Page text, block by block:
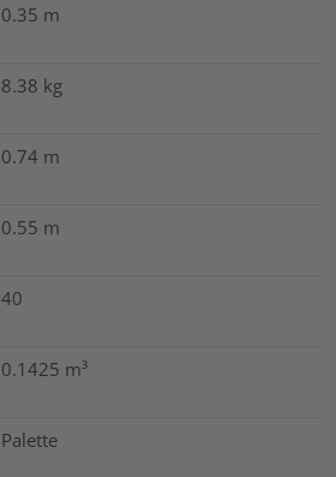
0.35 m
8.38 kg
0.74 m
0.55 m
40
0.1425 m³
Palette